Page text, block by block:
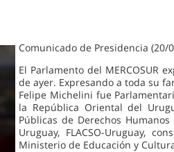
Comunicado de Presidencia
El Parlamento del MERCOSUR
de ayer. Expresando a toda su
Felipe Michelini fue
la República Oriental del
Públicas de Derechos
Uruguay, FLACSO-Uruguay,
Ministerio de Educación y